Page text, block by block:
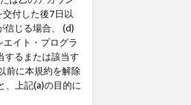
付した後7日以
信じる場合、 (d)
イト・プログラ
するまたは該当す
前に本規約を解除
、上記(a)の目的に